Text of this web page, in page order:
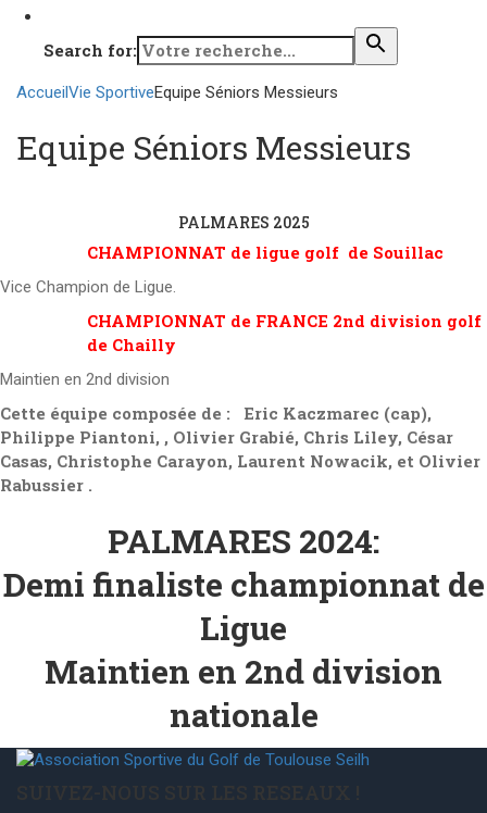
Search for:
AccueilVie SportiveEquipe Séniors Messieurs
Equipe Séniors Messieurs
PALMARES 2025
CHAMPIONNAT de ligue golf de Souillac
Vice Champion de Ligue.
CHAMPIONNAT de FRANCE 2nd division golf
de Chailly
Maintien en 2nd division
Cette équipe composée de :
Eric Kaczmarec (cap),
Philippe Piantoni, , Olivier Grabié, Chris Liley, César
Casas, Christophe Carayon, Laurent Nowacik, et Olivier
Rabussier .
PALMARES 2024:
Demi finaliste championnat de
Ligue
Maintien en 2nd division
nationale